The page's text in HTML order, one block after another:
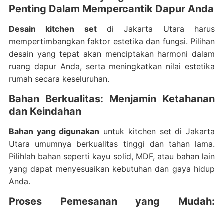
Penting Dalam Mempercantik Dapur Anda
Desain kitchen setdi Jakarta Utara harus
mempertimbangkan faktor estetika dan fungsi. Pilihan
desain yang tepat akan menciptakan harmoni dalam
ruang dapur Anda, serta meningkatkan nilai estetika
rumah secara keseluruhan.
Bahan Berkualitas: Menjamin Ketahanan
dan Keindahan
Bahan yang digunakan untuk kitchen set di Jakarta
Utara umumnya berkualitas tinggi dan tahan lama.
Pilihlah bahan seperti kayu solid, MDF, atau bahan lain
yang dapat menyesuaikan kebutuhan dan gaya hidup
Anda.
Proses Pemesanan yang Mudah: